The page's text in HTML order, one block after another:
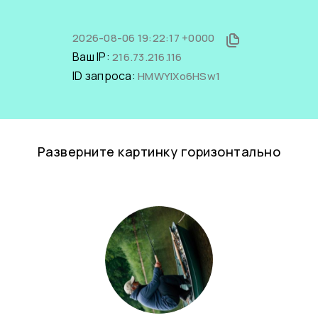
2026-08-06 19:22:17 +0000
Ваш IP: 216.73.216.116
ID запроса: HMWYlXo6HSw1
Разверните картинку горизонтально